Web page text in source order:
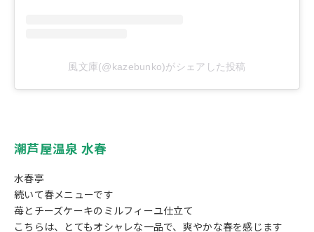
風文庫(@kazebunko)がシェアした投稿
潮芦屋温泉 水春
水春亭
続いて春メニューです
苺とチーズケーキのミルフィーユ仕立て
こちらは、とてもオシャレな一品で、爽やかな春を感じます